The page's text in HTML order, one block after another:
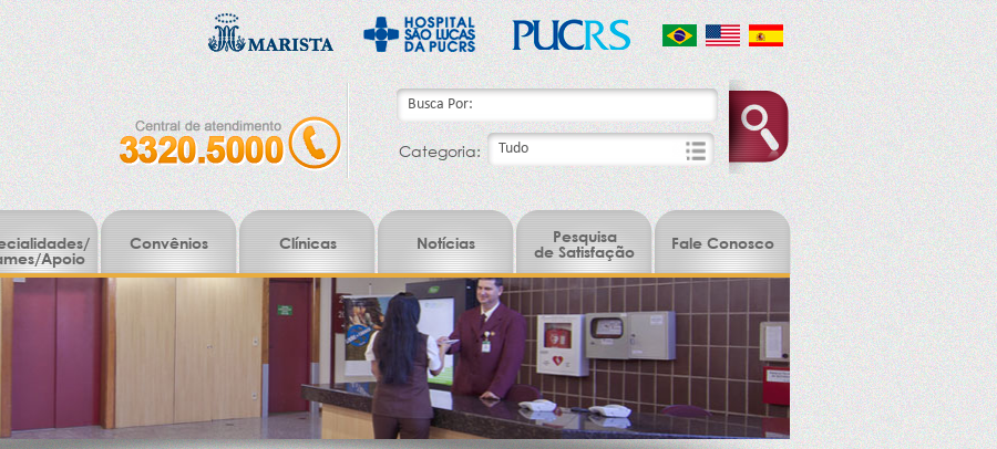
Categoria:
Apoio
Convênios Clínicas Notícias
Pesquisa
de Satisfação
Fale Conosco